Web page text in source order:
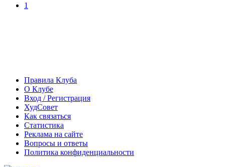
1
Правила Клуба
О Клубе
Вход / Регистрация
ХудСовет
Как связаться
Статистика
Реклама на сайте
Вопросы и ответы
Политика конфиденциальности